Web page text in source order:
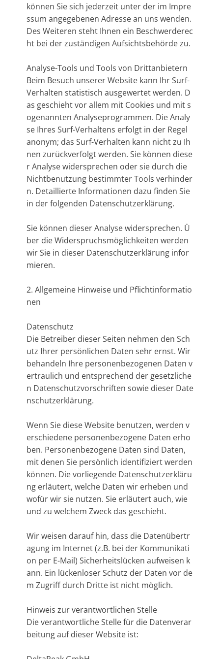
können Sie sich jederzeit unter der im Impre
ssum angegebenen Adresse an uns wenden.
Des Weiteren steht Ihnen ein Beschwerderec
ht bei der zuständigen Aufsichtsbehörde zu.
Analyse-Tools und Tools von Drittanbietern
Beim Besuch unserer Website kann Ihr Surf-
Verhalten statistisch ausgewertet werden. D
as geschieht vor allem mit Cookies und mit s
ogenannten Analyseprogrammen. Die Analy
se Ihres Surf-Verhaltens erfolgt in der Regel
anonym; das Surf-Verhalten kann nicht zu Ih
nen zurückverfolgt werden. Sie können diese
r Analyse widersprechen oder sie durch die
Nichtbenutzung bestimmter Tools verhinder
n. Detaillierte Informationen dazu finden Sie
in der folgenden Datenschutzerklärung.
Sie können dieser Analyse widersprechen. Ü
ber die Widerspruchsmöglichkeiten werden
wir Sie in dieser Datenschutzerklärung infor
mieren.
2. Allgemeine Hinweise und Pflichtinformatio
nen
Datenschutz
Die Betreiber dieser Seiten nehmen den Sch
utz Ihrer persönlichen Daten sehr ernst. Wir
behandeln Ihre personenbezogenen Daten v
ertraulich und entsprechend der gesetzliche
n Datenschutzvorschriften sowie dieser Date
nschutzerklärung.
Wenn Sie diese Website benutzen, werden v
erschiedene personenbezogene Daten erho
ben. Personenbezogene Daten sind Daten,
mit denen Sie persönlich identifiziert werden
können. Die vorliegende Datenschutzerkläru
ng erläutert, welche Daten wir erheben und
wofür wir sie nutzen. Sie erläutert auch, wie
und zu welchem Zweck das geschieht.
Wir weisen darauf hin, dass die Datenübertr
agung im Internet (z.B. bei der Kommunikati
on per E-Mail) Sicherheitslücken aufweisen k
ann. Ein lückenloser Schutz der Daten vor de
m Zugriff durch Dritte ist nicht möglich.
Hinweis zur verantwortlichen Stelle
Die verantwortliche Stelle für die Datenverar
beitung auf dieser Website ist: